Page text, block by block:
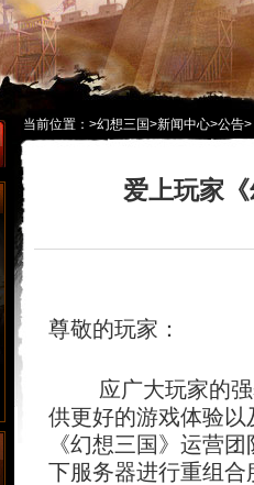
当前位置： >幻想三国>新闻中心>公告>
爱上玩家
尊敬的玩家：
应广大玩家的强
供更好的游戏体验
《幻想三国》运营
下服务器进行重组合